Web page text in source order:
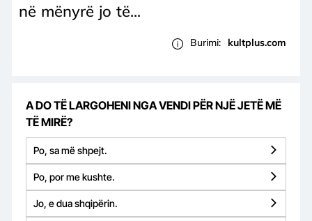
në mënyrë jo të...
Burimi: kultplus.com
A DO TË LARGOHENI NGA VENDI PËR NJË JETË MË
TË MIRË?
Po, sa më shpejt.
Po, por me kushte.
Jo, e dua shqipërin.